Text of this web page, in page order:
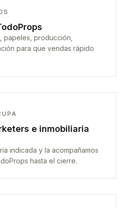
papeles, producción,
para que vendas rápido
e inmobiliaria
indicada y la acompañamos
hasta el cierre.